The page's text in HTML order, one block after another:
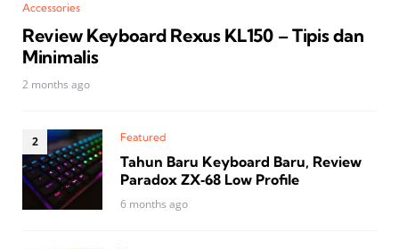
Accessories
Review Keyboard Rexus KL150 – Tipis dan
Minimalis
2 months ago
Featured
Tahun Baru Keyboard Baru, Review
Paradox ZX‑68 Low Profile
6 months ago